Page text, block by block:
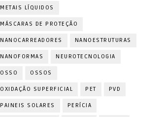
METAIS LÍQUIDOS
MÁSCARAS DE PROTEÇÃO
NANOCARREADORES NANOESTRUTURAS
NANOFORMAS NEUROTECNOLOGIA
OSSO OSSOS
OXIDAÇÃO SUPERFICIAL PET PVD
PAINEIS SOLARES PERÍCIA